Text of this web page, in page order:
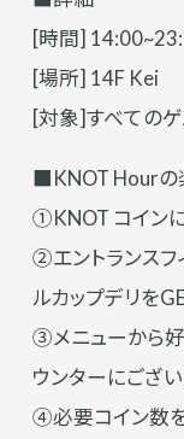
[時間]
[場所] 14F Kei
[対象]すべての
■KNOT Hourの
①KNOT コイン
②エントランスフ
ルカップデリを
③メニューから
ウンターにござい
④必要コイン数